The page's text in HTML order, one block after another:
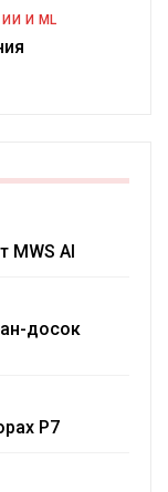
ИИ И ML
MWS AI
досок
Р7